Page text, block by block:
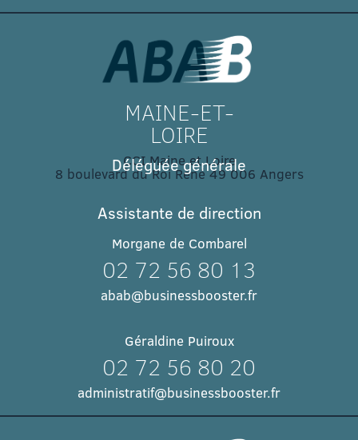
MAINE-ET-
LOIRE
CCI Maine et Loire
8 boulevard du Roi René 49 006 Angers​
Déléguée générale
Assistante de direction
Morgane de Combarel
02 72 56 80 13
abab@businessbooster.fr
Géraldine Puiroux
02 72 56 80 20
administratif@businessbooster.fr